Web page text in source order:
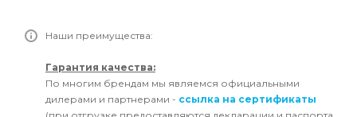
Наши преимущества:
Гарантия качества:
По многим брендам мы являемся официальными
дилерами и партнерами - ссылка на сертификаты